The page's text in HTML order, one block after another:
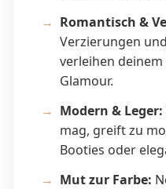
Romantisch &
Verzierungen
verleihen
Glamour.
Modern & Leger:
mag, greift zu
Booties oder
Mut zur Farbe: